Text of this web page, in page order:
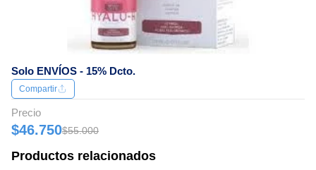
Solo ENVÍOS - 15% Dcto.
Compartir
Precio
$46.750$55.000
Productos relacionados